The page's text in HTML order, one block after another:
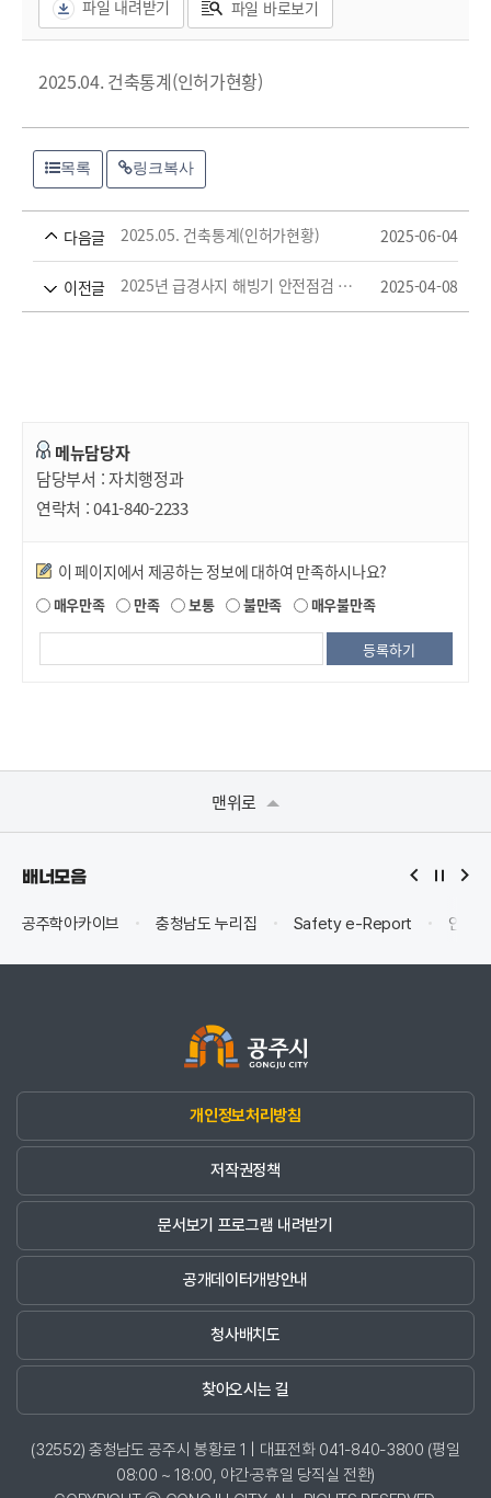
파일 내려받기
파일 바로보기
2025.04. 건축통계(인허가현황)
목록 링크복사
다음글 2025.05. 건축통계(인허가현황) 2025-06-04
이전글 2025년 급경사지 해빙기 안전점검 결과 공개 2025-04-08
메뉴담당자
담당부서 :자치행정과
연락처 :041-840-2233
만족도조사
이 페이지에서 제공하는 정보에 대하여 만족하시나요?
매우만족 만족 보통 불만족 매우불만족
맨위로
배너모음
공주학아카이브 충청남도 누리집 Safety e-Report 안전
개인정보처리방침
저작권정책
문서보기 프로그램 내려받기
공개데이터개방안내
청사배치도
찾아오시는 길
(32552) 충청남도 공주시 봉황로 1 | 대표전화 041-840-3800 (평일
08:00 ~ 18:00, 야간·공휴일 당직실 전환)